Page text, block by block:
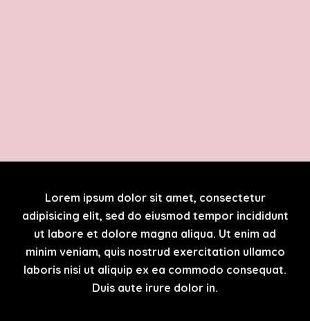
Lorem ipsum dolor sit amet, consectetur
adipisicing elit, sed do eiusmod tempor incididunt
ut labore et dolore magna aliqua. Ut enim ad
minim veniam, quis nostrud exercitation ullamco
laboris nisi ut aliquip ex ea commodo consequat.
Duis aute irure dolor in.